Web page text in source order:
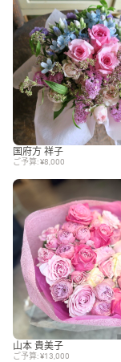
国府方 祥子
ご予算: ¥8,000
山本 貴美子
ご予算: ¥13,000